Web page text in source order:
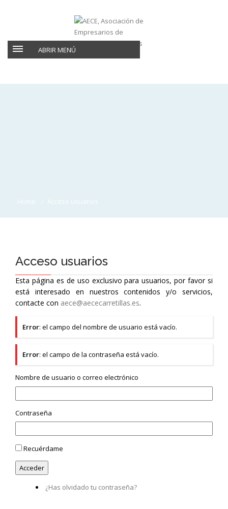
ABRIR MENÚ
Home Acceso usuarios
Acceso usuarios
Esta página es de uso exclusivo para usuarios, por favor si
está interesado en nuestros contenidos y/o servicios,
contacte con aece@aececarretillas.es.
Error: el campo del nombre de usuario está vacío.
Error: el campo de la contraseña está vacío.
Nombre de usuario o correo electrónico
Contraseña
Recuérdame
¿Has olvidado tu contraseña?